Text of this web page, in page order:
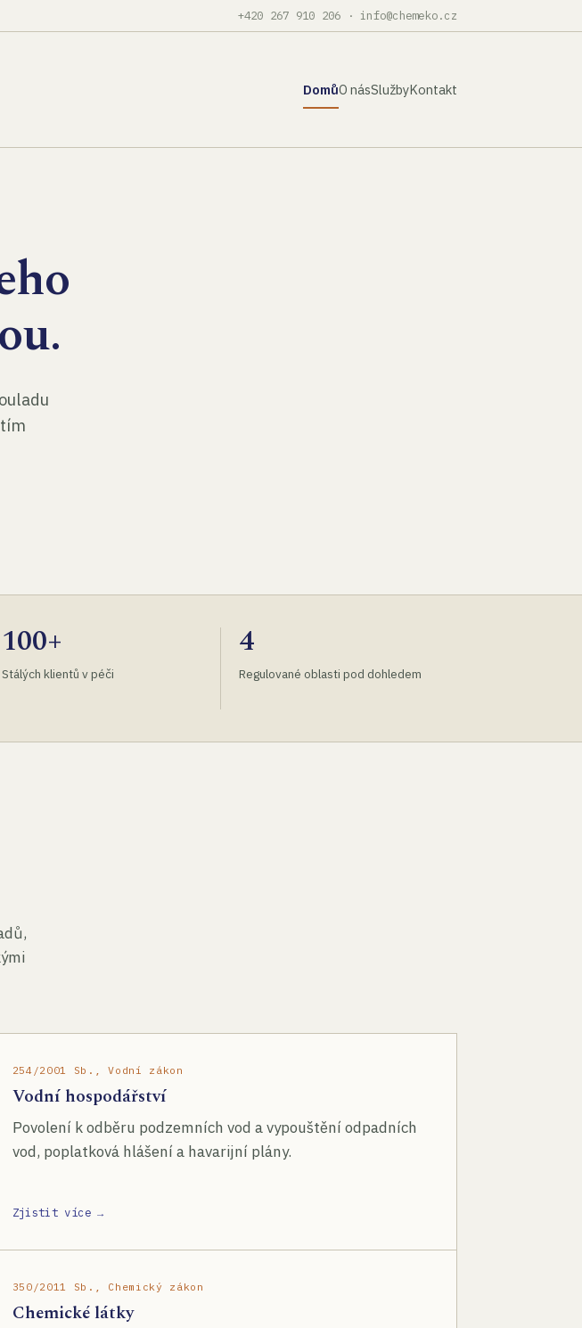
+420 267 910 206 · info@chemeko.cz
DomůO násSlužbyKontakt
100+
Stálých klientů v péči
4
Regulované oblasti pod dohledem
254/2001 Sb., Vodní zákon
Vodní hospodářství
Povolení k odběru podzemních vod a vypouštění odpadních
vod, poplatková hlášení a havarijní plány.
Zjistit více →
350/2011 Sb., Chemický zákon
Chemické látky